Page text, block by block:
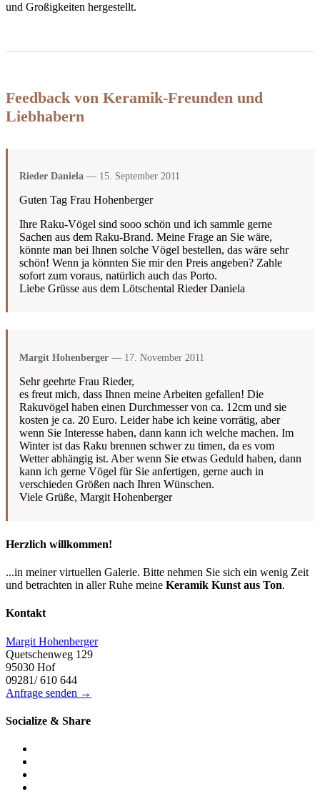
und Großigkeiten hergestellt.
Feedback von Keramik-Freunden und
Liebhabern
Rieder Daniela — 15. September 2011
Guten Tag Frau Hohenberger
Ihre Raku-Vögel sind sooo schön und ich sammle gerne
Sachen aus dem Raku-Brand. Meine Frage an Sie wäre,
könnte man bei Ihnen solche Vögel bestellen, das wäre sehr
schön! Wenn ja könnten Sie mir den Preis angeben? Zahle
sofort zum voraus, natürlich auch das Porto.
Liebe Grüsse aus dem Lötschental Rieder Daniela
Margit Hohenberger — 17. November 2011
Sehr geehrte Frau Rieder,
es freut mich, dass Ihnen meine Arbeiten gefallen! Die
Rakuvögel haben einen Durchmesser von ca. 12cm und sie
kosten je ca. 20 Euro. Leider habe ich keine vorrätig, aber
wenn Sie Interesse haben, dann kann ich welche machen. Im
Winter ist das Raku brennen schwer zu timen, da es vom
Wetter abhängig ist. Aber wenn Sie etwas Geduld haben, dann
kann ich gerne Vögel für Sie anfertigen, gerne auch in
verschieden Größen nach Ihren Wünschen.
Viele Grüße, Margit Hohenberger
Herzlich willkommen!
...in meiner virtuellen Galerie. Bitte nehmen Sie sich ein wenig Zeit
und betrachten in aller Ruhe meine Keramik Kunst aus Ton.
Kontakt
Margit Hohenberger
Quetschenweg 129
95030 Hof
09281/ 610 644
Anfrage senden →
Socialize & Share